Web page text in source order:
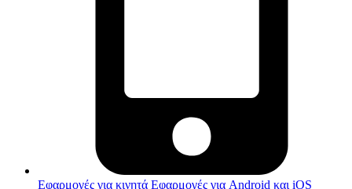
Εφαρμογές για κινητά Εφαρμογές για Android και iOS